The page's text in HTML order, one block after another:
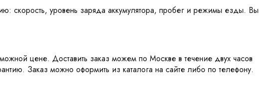
скорость, уровень заряда аккумулятора, пробег и режимы езды. Вы
цене. Доставить заказ можем по Москве в течение двух часов
Заказ можно оформить из каталога на сайте либо по телефону.